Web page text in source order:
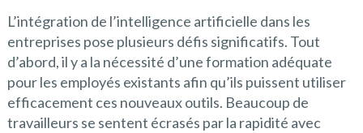
L’intégration de l’intelligence artificielle dans les
entreprises pose plusieurs défis significatifs. Tout
d’abord, il y a la nécessité d’une formation adéquate
pour les employés existants afin qu’ils puissent utiliser
efficacement ces nouveaux outils. Beaucoup de
travailleurs se sentent écrasés par la rapidité avec